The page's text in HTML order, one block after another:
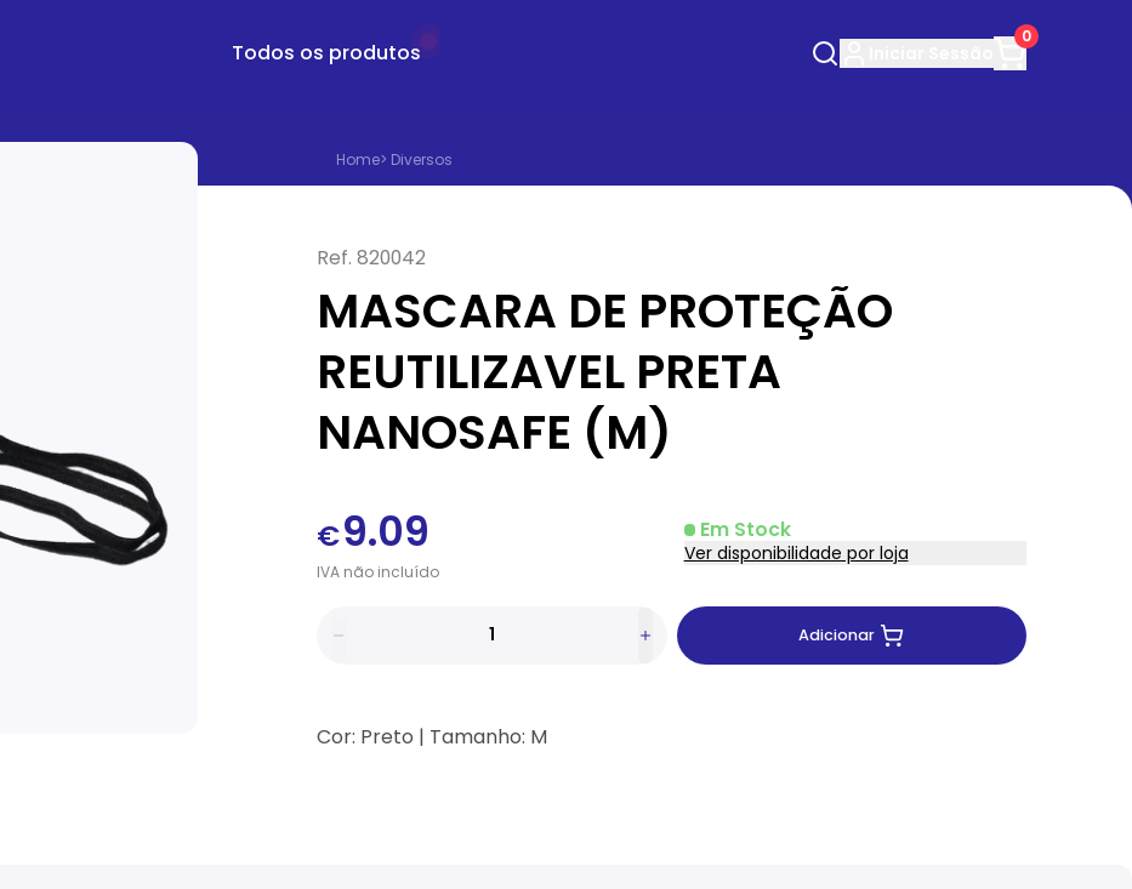
Todos os produtos
0
Home> Diversos
Ref. 820042
MASCARA DE PROTEÇÃO
REUTILIZAVEL PRETA
NANOSAFE (M)
€9.09
IVAnãoincluído
Em Stock
Ver disponibilidade por loja
Adicionar
Cor: Preto | Tamanho: M